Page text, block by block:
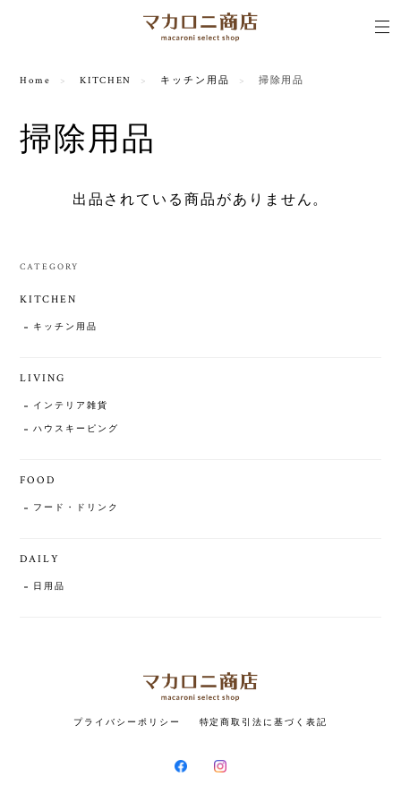
Home KITCHEN キッチン用品 掃除用品
掃除用品
出品されている商品がありません。
CATEGORY
KITCHEN
キッチン用品
LIVING
インテリア雑貨
ハウスキーピング
FOOD
フード・ドリンク
DAILY
日用品
プライバシーポリシー 特定商取引法に基づく表記